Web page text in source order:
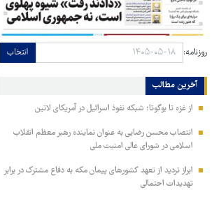
روزنامه: انتخاب
آخرین مطالب
از غزه تا بوگوتا؛ شبکه نفوذ اسرائیل در آمریکای لاتین
انتصاب محسن رضایی به عنوان نماینده رهبر معظم انقلاب
اسلامی در شورای عالی امنیت ملی
ابراز تردید از تعهد کشورهای پیمان مکه به دفاع مشترک در برابر
تهدیدات احتمالی